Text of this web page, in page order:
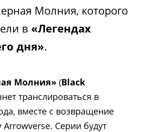
Молния, которого
в «Легендах
дня».
Молния» (Black
транслироваться в
вместе с возвращение
Серии будут